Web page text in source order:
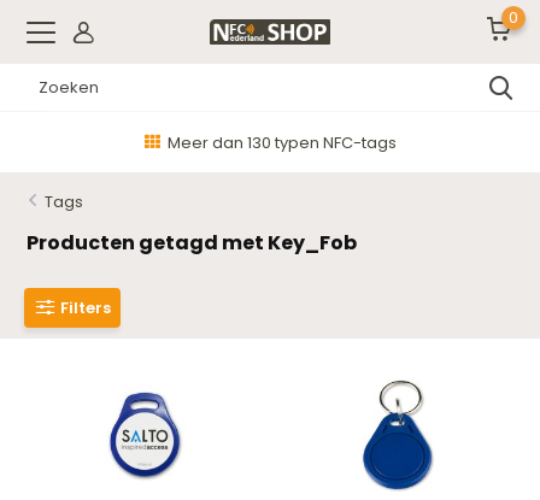
0
Meer dan 130 typen NFC-tags
Tags
Producten getagd met Key_Fob
Filters